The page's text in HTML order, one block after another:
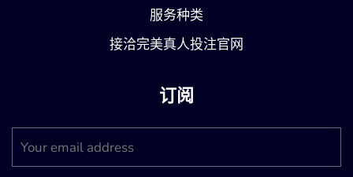
服务种类
接洽完美真人投注官网
订阅